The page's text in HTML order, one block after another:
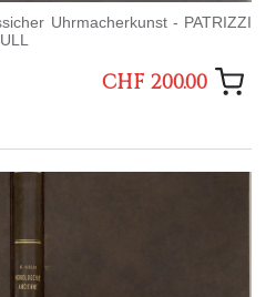
Uhrmacherkunst - PATRIZZI
CHF 200.00